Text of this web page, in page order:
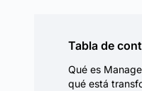
Tabla de
Qué es
qué está